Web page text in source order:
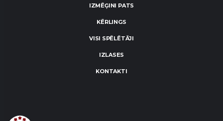
IZMĒĢINI PATS
KĒRLINGS
VISI SPĒLĒTĀJI
IZLASES
KONTAKTI